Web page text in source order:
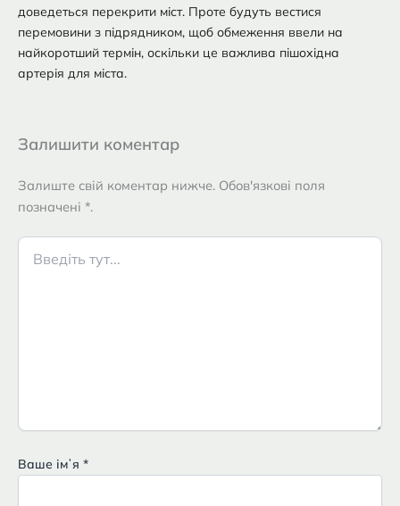
доведеться перекрити міст. Проте будуть вестися
перемовини з підрядником, щоб обмеження ввели на
найкоротший термін, оскільки це важлива пішохідна
артерія для міста.
Залишити коментар
Залиште свій коментар нижче. Обов'язкові поля
позначені *.
Введіть
тут...
Ваше імʼя *